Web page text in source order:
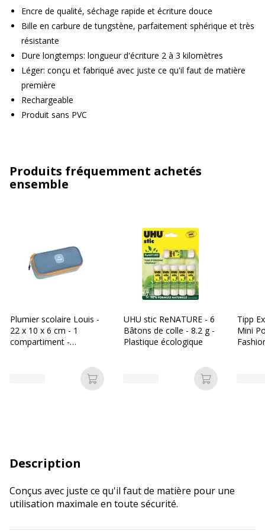
Encre de qualité, séchage rapide et écriture douce
Bille en carbure de tungstène, parfaitement sphérique et très
résistante
Dure longtemps: longueur d'écriture 2 à 3 kilomètres
Léger: conçu et fabriqué avec juste ce qu'il faut de matière
première
Rechargeable
Produit sans PVC
Produits fréquemment achetés
ensemble
Plumier scolaire Louis -
22 x 10 x 6 cm - 1
compartiment -
Ajouter au panier
UHU stic ReNATURE - 6
Bâtons de colle - 8.2 g -
Plastique écologique
Ajouter au
Tipp
Mini
Description
Conçus avec juste ce qu'il faut de matière pour une
utilisation maximale en toute sécurité.